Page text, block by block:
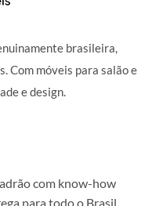
brasileira,
Com móveis para salão e
e design.
com know-how
para todo o Brasil.